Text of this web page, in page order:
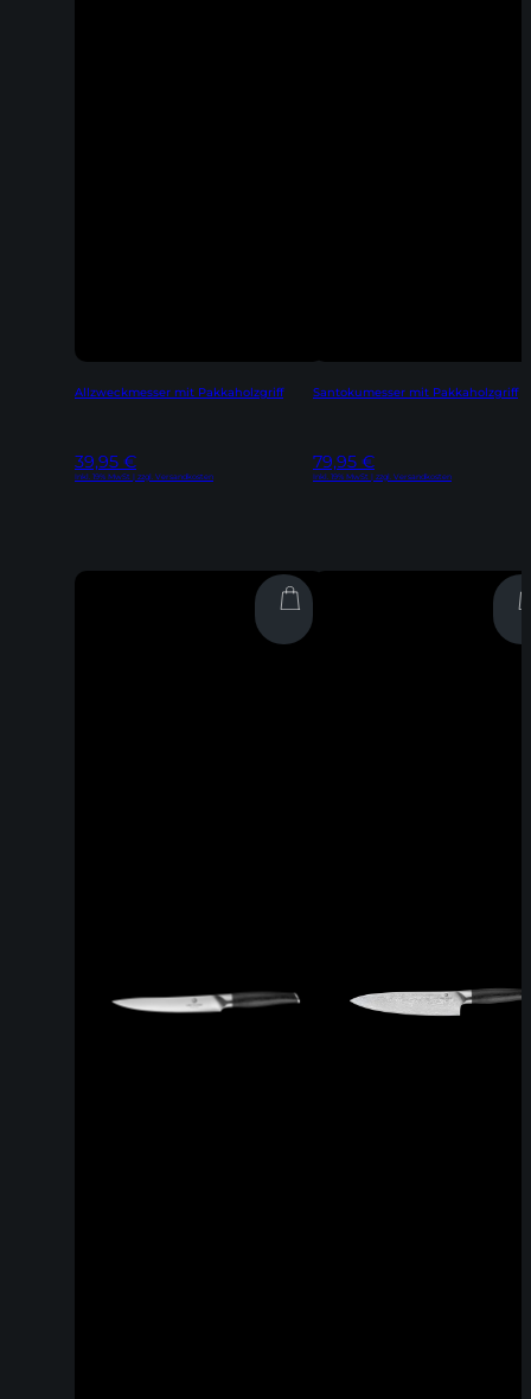
Allzweckmesser mit Pakkaholzgriff
39,95 €
Inkl. 19% MwSt | zzgl. Versandkosten
Santokumesser mit Pakkaholzgriff
79,95 €
Inkl. 19% MwSt | zzgl. Versandkosten